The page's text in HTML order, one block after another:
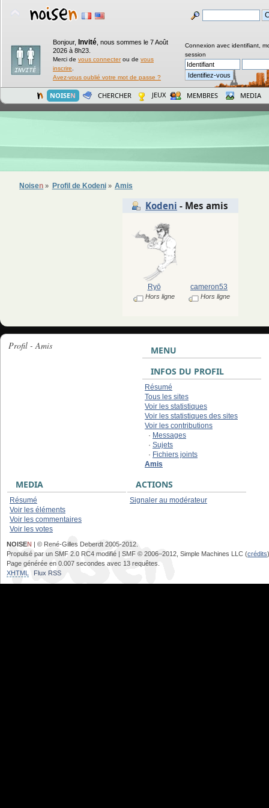
Bonjour, Invité nous sommes le 7 Août
2026 à 8h23.
Merci de vous connecterou de vous
inscrire
Avez-vous oublié votre mot de passe ?
Connexion avec identifiant,
session
NOISEN CHERCHER JEUX MEMBRES MEDIA
Noisen » Profil de Kodeni» Amis
Kodeni - Mes amis
Ryō
Hors ligne
cameron53
Hors ligne
Profil - Amis
MENU
INFOS DU PROFIL
Résumé
Tous les sites
Voir les statistiques
Voir les statistiques des sites
Voir les contributions
· Messages
· Sujets
· Fichiers joints
Amis
MEDIA
Résumé
Voir les éléments
Voir les commentaires
Voir les votes
ACTIONS
Signaler au modérateur
NOISEN | © René-Gilles Deberdt 2005-2012.
Propulsé par un SMF 2.0 RC4 modifié | SMF © 2006–2012, Simple Machines LLC (crédits)
Page générée en 0.007 secondes avec 13 requêtes.
XHTML
Flux RSS